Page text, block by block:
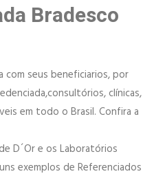
Bradesco
com seus beneficiarios, por
clínicas,
em todo o Brasil. Confira a
D´Or e os Laboratórios
exemplos de Referenciados